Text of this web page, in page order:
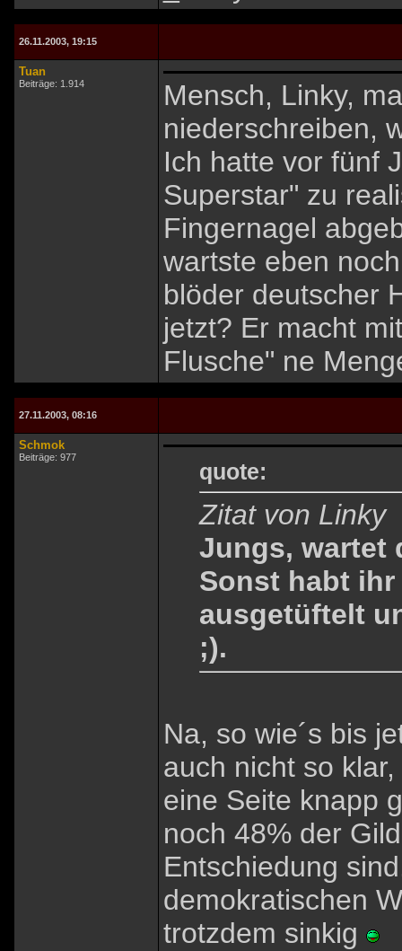
26.11.2003, 19:15
Tuan
Beiträge: 1.914
Mensch, Linky,
niederschreiben,
Ich hatte vor fünf
Superstar" zu
Fingernagel
wartste eben
blöder deutscher
jetzt? Er macht
Flusche" ne
27.11.2003, 08:16
Schmok
Beiträge: 977
quote:
Zitat von Linky
Jungs, wartet
Sonst habt
ausgetüftelt
;).
Na, so wie´s bis
auch nicht so
eine Seite knapp
noch 48% der
Entschiedung
demokratischen
trotzdem sinkig